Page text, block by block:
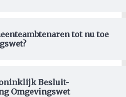
tot nu toe
Besluit-
Omgevingswet